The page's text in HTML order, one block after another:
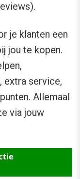
je klanten een
jou te kopen.
extra service,
Allemaal
via jouw